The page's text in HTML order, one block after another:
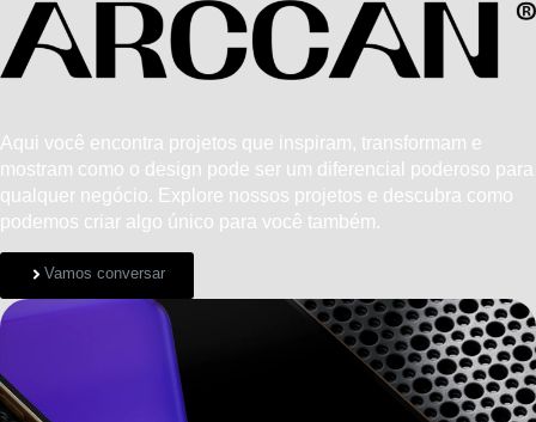
Aqui você encontra projetos que inspiram, transformam e
mostram como o design pode ser um diferencial poderoso para
qualquer negócio. Explore nossos projetos e descubra como
podemos criar algo único para você também.
Vamos conversar